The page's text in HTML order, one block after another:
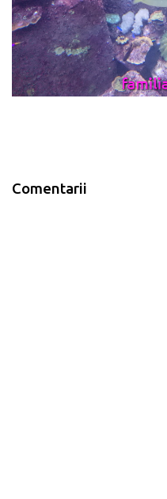
Comentarii